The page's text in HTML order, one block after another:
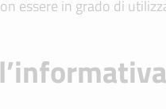
essere in grado di